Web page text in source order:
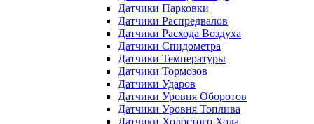
Датчики Парковки
Датчики Распредвалов
Датчики Расхода Воздуха
Датчики Спидометра
Датчики Температуры
Датчики Тормозов
Датчики Ударов
Датчики Уровня Оборотов
Датчики Уровня Топлива
Датчики Холостого Хода